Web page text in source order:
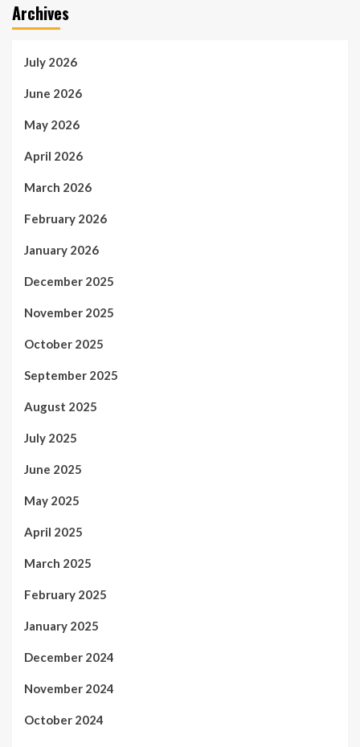
Archives
July 2026
June 2026
May 2026
April 2026
March 2026
February 2026
January 2026
December 2025
November 2025
October 2025
September 2025
August 2025
July 2025
June 2025
May 2025
April 2025
March 2025
February 2025
January 2025
December 2024
November 2024
October 2024